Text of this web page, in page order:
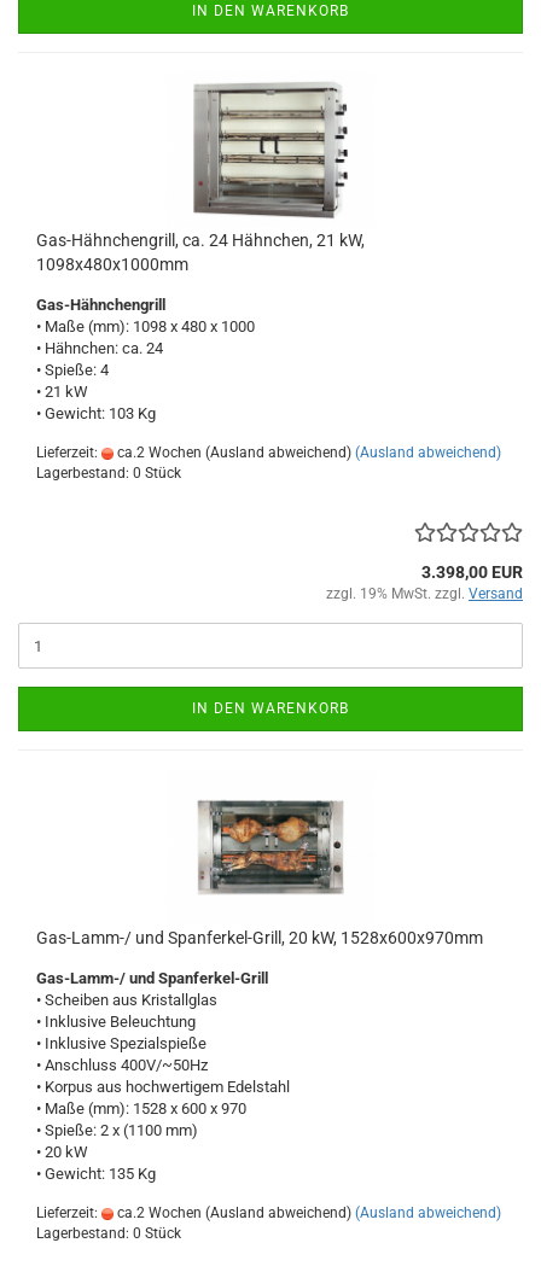
IN DEN WARENKORB
Gas-Hähnchengrill, ca. 24 Hähnchen, 21 kW,
1098x480x1000mm
Gas-Hähnchengrill
• Maße (mm): 1098 x 480 x 1000
• Hähnchen: ca. 24
• Spieße: 4
• 21 kW
• Gewicht: 103 Kg
Lieferzeit: ca.2 Wochen (Ausland abweichend) (Ausland abweichend)
Lagerbestand: 0 Stück
3.398,00 EUR
zzgl. 19% MwSt. zzgl. Versand
IN DEN WARENKORB
Gas-Lamm-/ und Spanferkel-Grill, 20 kW, 1528x600x970mm
Gas-Lamm-/ und Spanferkel-Grill
• Scheiben aus Kristallglas
• Inklusive Beleuchtung
• Inklusive Spezialspieße
• Anschluss 400V/~50Hz
• Korpus aus hochwertigem Edelstahl
• Maße (mm): 1528 x 600 x 970
• Spieße: 2 x (1100 mm)
• 20 kW
• Gewicht: 135 Kg
Lieferzeit: ca.2 Wochen (Ausland abweichend) (Ausland abweichend)
Lagerbestand: 0 Stück